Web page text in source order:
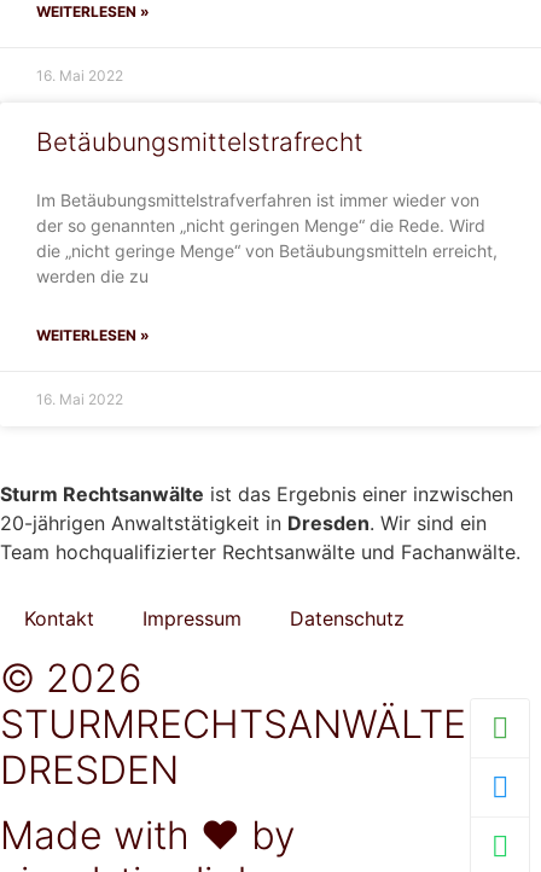
WEITERLESEN »
16. Mai 2022
Betäubungsmittelstrafrecht
Im Betäubungsmittelstrafverfahren ist immer wieder von
der so genannten „nicht geringen Menge“ die Rede. Wird
die „nicht geringe Menge“ von Betäubungsmitteln erreicht,
werden die zu
WEITERLESEN »
16. Mai 2022
Sturm Rechtsanwälte ist das Ergebnis einer inzwischen
20-jährigen Anwaltstätigkeit in Dresden. Wir sind ein
Team hochqualifizierter Rechtsanwälte und Fachanwälte.
Kontakt Impressum Datenschutz
© 2026
STURMRECHTSANWÄLTE
DRESDEN
Made with ❤ by